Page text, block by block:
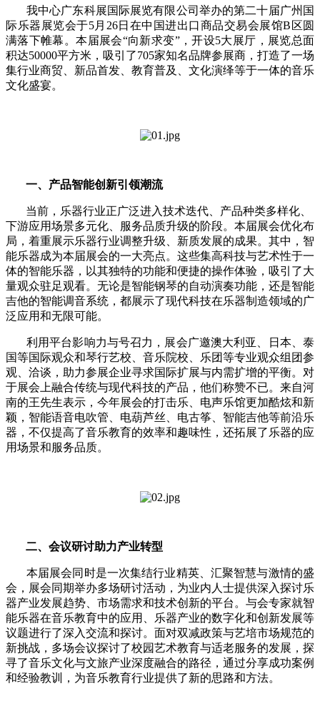
我中心广东科展国际展览有限公司举办的第二十届广州国
际乐器展览会于5月26日在中国进出口商品交易会展馆B区圆
满落下帷幕。本届展会“向新求变”，开设5大展厅，展览总面
积达50000平方米，吸引了705家知名品牌参展商，打造了一场
集行业商贸、新品首发、教育普及、文化演绎等于一体的音乐
文化盛宴。
一、产品智能创新引领潮流
当前，乐器行业正广泛进入技术迭代、产品种类多样化、
下游应用场景多元化、服务品质升级的阶段。本届展会优化布
局，着重展示乐器行业调整升级、新质发展的成果。其中，智
能乐器成为本届展会的一大亮点。这些集高科技与艺术性于一
体的智能乐器，以其独特的功能和便捷的操作体验，吸引了大
量观众驻足观看。无论是智能钢琴的自动演奏功能，还是智能
吉他的智能调音系统，都展示了现代科技在乐器制造领域的广
泛应用和无限可能。
利用平台影响力与号召力，展会广邀澳大利亚、日本、泰
国等国际观众和琴行艺校、音乐院校、乐团等专业观众组团参
观、洽谈，助力参展企业寻求国际扩展与内需扩增的平衡。对
于展会上融合传统与现代科技的产品，他们称赞不已。来自河
南的王先生表示，今年展会的打击乐、电声乐馆更加酷炫和新
颖，智能语音电吹管、电葫芦丝、电古筝、智能吉他等前沿乐
器，不仅提高了音乐教育的效率和趣味性，还拓展了乐器的应
用场景和服务品质。
二、会议研讨助力产业转型
本届展会同时是一次集结行业精英、汇聚智慧与激情的盛
会，展会同期举办多场研讨活动，为业内人士提供深入探讨乐
器产业发展趋势、市场需求和技术创新的平台。与会专家就智
能乐器在音乐教育中的应用、乐器产业的数字化和创新发展等
议题进行了深入交流和探讨。面对双减政策与艺培市场规范的
新挑战，多场会议探讨了校园艺术教育与适老服务的发展，探
寻了音乐文化与文旅产业深度融合的路径，通过分享成功案例
和经验教训，为音乐教育行业提供了新的思路和方法。